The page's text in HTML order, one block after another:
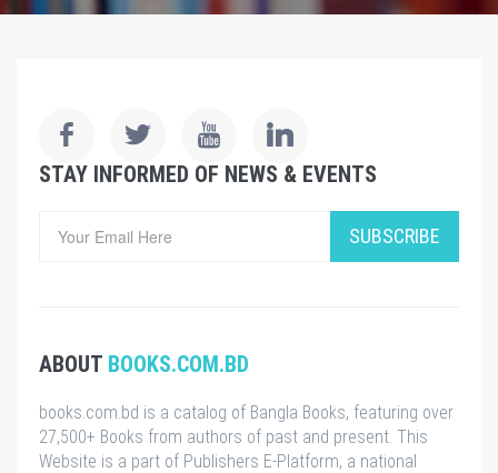
STAY INFORMED OF NEWS & EVENTS
SUBSCRIBE
ABOUT BOOKS.COM.BD
books.com.bd is a catalog of Bangla Books, featuring over
27,500+ Books from authors of past and present. This
Website is a part of Publishers E-Platform, a national